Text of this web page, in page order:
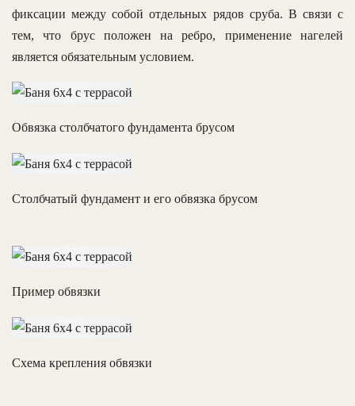
фиксации между собой отдельных рядов сруба. В связи с
тем, что брус положен на ребро, применение нагелей
является обязательным условием.
Обвязка столбчатого фундамента брусом
Столбчатый фундамент и его обвязка брусом
Пример обвязки
Схема крепления обвязки